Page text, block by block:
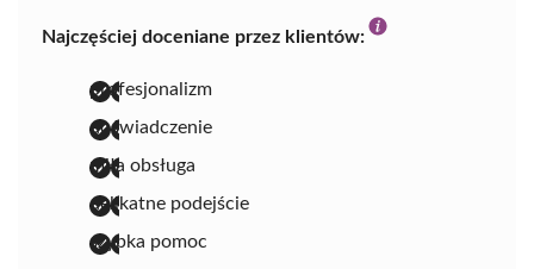
Najczęściej doceniane przez klientów:
profesjonalizm
doświadczenie
miła obsługa
delikatne podejście
szybka pomoc